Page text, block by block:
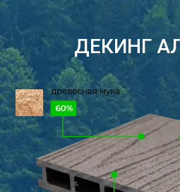
ДЕКИНГ